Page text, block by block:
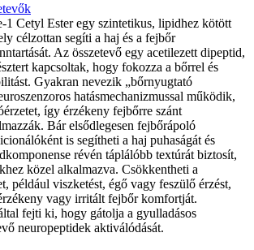
Cetyl Ester egy szintetikus, lipidhez kötött
célzottan segíti a haj és a fejbőr
Az összetevő egy acetilezett dipeptid,
kapcsoltak, hogy fokozza a bőrrel és
Gyakran nevezik „bőrnyugtató
hatásmechanizmussal működik,
így érzékeny fejbőrre szánt
Bár elsődlegesen fejbőrápoló
is segítheti a haj puhaságát és
révén táplálóbb textúrát biztosít,
közel alkalmazva. Csökkentheti a
például viszketést, égő vagy feszülő érzést,
vagy irritált fejbőr komfortját.
fejti ki, hogy gátolja a gyulladásos
neuropeptidek aktiválódását.